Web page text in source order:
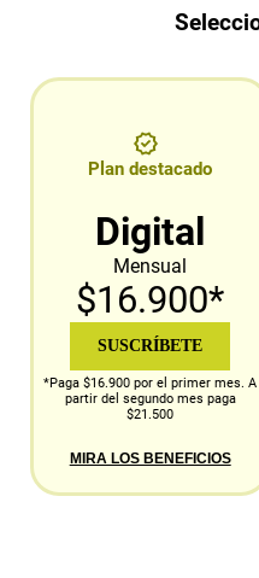
Plan destacado
Digital
Mensual
$16.900*
SUSCRÍBETE
*Paga $16.900 por el primer mes. A
partir del segundo mes paga
$21.500
MIRA LOS BENEFICIOS